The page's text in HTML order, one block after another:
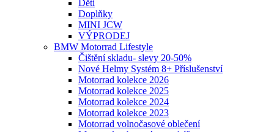
Děti
Doplňky
MINI JCW
VÝPRODEJ
BMW Motorrad Lifestyle
Čištění skladu- slevy 20-50%
Nové Helmy Systém 8+ Příslušenství
Motorrad kolekce 2026
Motorrad kolekce 2025
Motorrad kolekce 2024
Motorrad kolekce 2023
Motorrad volnočasové oblečení